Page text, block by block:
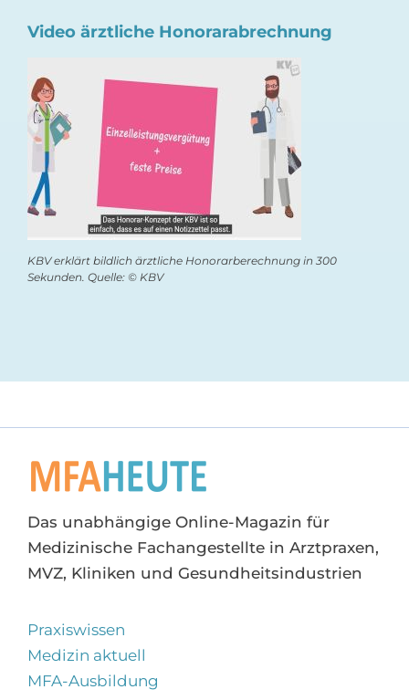
Video ärztliche Honorarabrechnung
KBV erklärt bildlich ärztliche Honorarberechnung in 300
Sekunden. Quelle: © KBV
Das unabhängige Online-Magazin für
Medizinische Fachangestellte in Arztpraxen,
MVZ, Kliniken und Gesundheitsindustrien
Praxiswissen
Medizin aktuell
MFA-Ausbildung